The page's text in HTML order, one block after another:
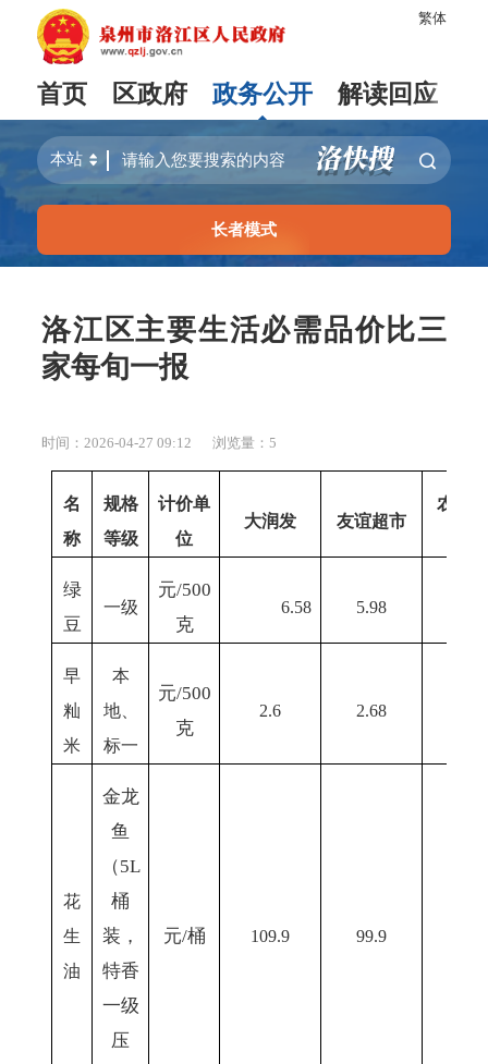
繁体
首页 区政府 政务公开 解读回应
长者模式
洛江区主要生活必需品价比三
家每旬一报
时间：2026-04-27 09:12 浏览量： 5
名
称
规格
等级
计价单
位
大润发 友谊超市
农贸市
绿
豆
一级
元/500
克
6.58 5.98
早
籼
米
本
地、
标一
元/500
克
2.6 2.68
花
生
油
金龙
鱼
（5L
桶
装，
特香
一级
压
元/桶 109.9 99.9